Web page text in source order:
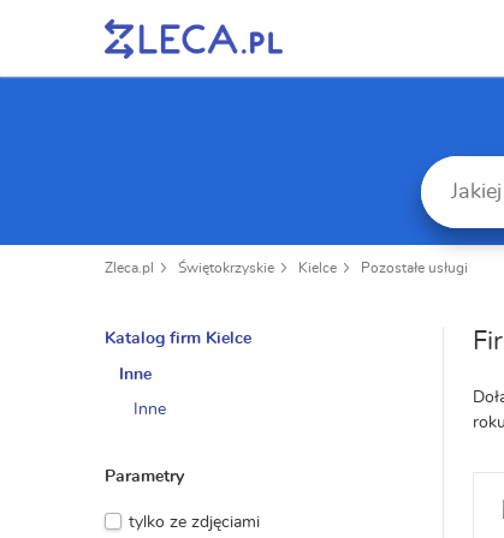
Zleca.pl Świętokrzyskie Kielce Pozostałe usługi
Katalog firm Kielce
Inne
Inne
Parametry
tylko ze zdjęciami